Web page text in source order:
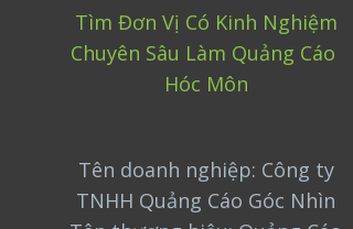
Tìm Đơn Vị Có Kinh Nghiệm
Chuyên Sâu Làm Quảng Cáo
Hóc Môn
Tên doanh nghiệp: Công ty
TNHH Quảng Cáo Góc Nhìn